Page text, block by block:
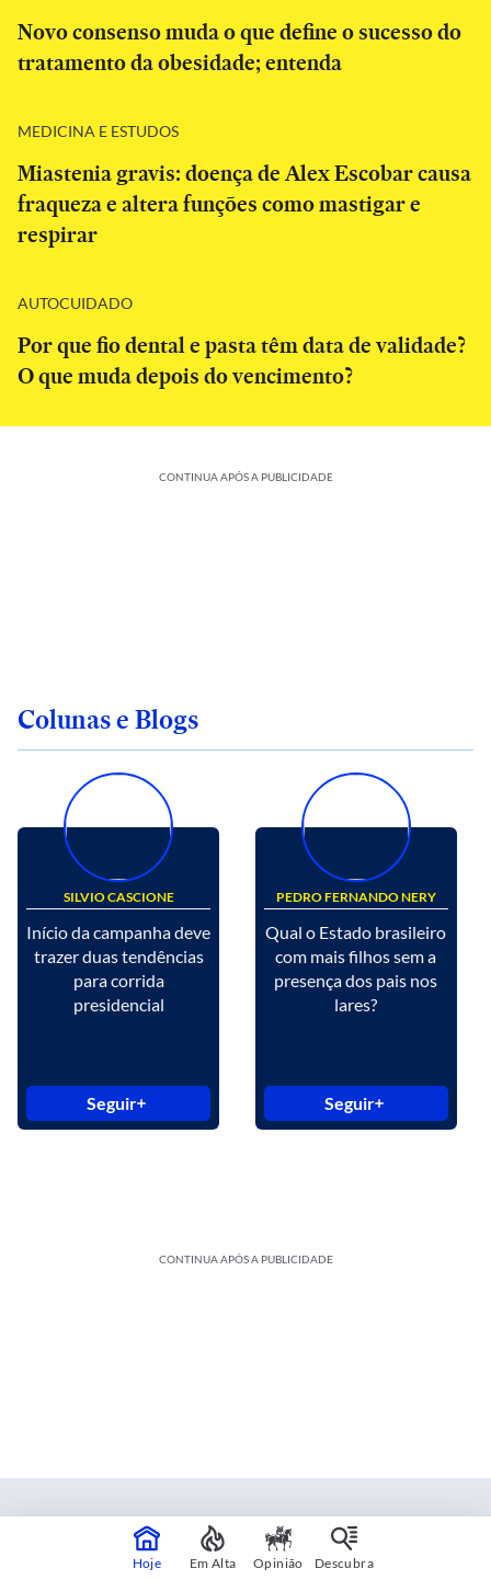
Novo consenso muda o que define o sucesso do
tratamento da obesidade; entenda
MEDICINA E ESTUDOS
Miastenia gravis: doença de Alex Escobar causa
fraqueza e altera funções como mastigar e
respirar
AUTOCUIDADO
Por que fio dental e pasta têm data de validade?
O que muda depois do vencimento?
CONTINUA APÓS A PUBLICIDADE
Colunas e Blogs
SILVIO CASCIONE
Início da campanha deve
trazer duas tendências
para corrida
presidencial
Seguir
PEDRO FERNANDO NERY
Qual o Estado brasileiro
com mais filhos sem a
presença dos pais nos
lares?
Seguir
CONTINUA APÓS A PUBLICIDADE
Estadão Blue Studio
Hoje Em Alta Opinião Descubra